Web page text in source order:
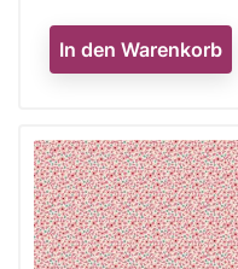
In den Warenkorb